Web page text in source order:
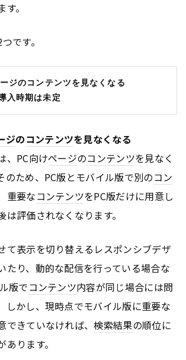
。
です。
ージのコンテンツを見なくなる
入時期は未定
ジのコンテンツを見なくなる
、PC向けページのコンテンツを見なく
のため、PC版とモバイル版で別のコン
重要なコンテンツをPC版だけに用意し
は評価されなくなります。
て表示を切り替えるレスポンシブデザ
たり、動的な配信を行っている場合な
版でコンテンツ内容が同じ場合には問
しかし、現時点でモバイル版に重要な
できていなければ、検索結果の順位に
ります。